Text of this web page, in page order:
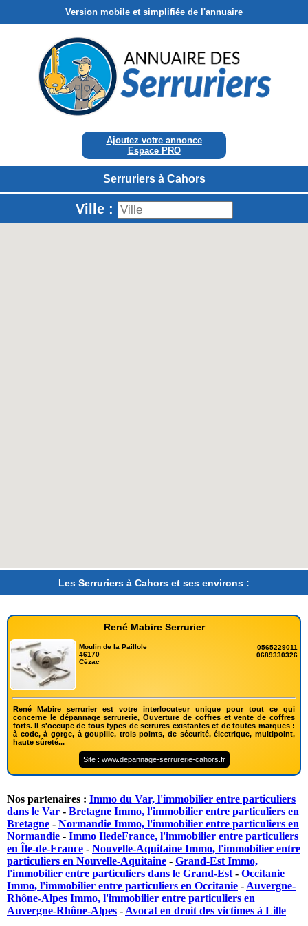
Version mobile et simplifiée de l'annuaire
Ajoutez votre annonce
Espace PRO
Serruriers à Cahors
Ville :
Les Serruriers à Cahors et ses environs :
René Mabire Serrurier
Moulin de la Paillole
46170
Cézac
0565229011
0689330326
René Mabire serrurier est votre interlocuteur unique pour tout ce qui
concerne le dépannage serrurerie, Ouverture de coffres et vente de coffres
forts. Il s'occupe de tous types de serrures existantes et de toutes marques :
à code, à gorge, à goupille, trois points, de sécurité, électrique, multipoint,
haute sûreté...
Site : www.depannage-serrurerie-cahors.fr
Nos partenaires : Immo du Var, l'immobilier entre particuliers
dans le Var - Bretagne Immo, l'immobilier entre particuliers en
Bretagne - Normandie Immo, l'immobilier entre particuliers en
Normandie - Immo IledeFrance, l'immobilier entre particuliers
en Île-de-France - Nouvelle-Aquitaine Immo, l'immobilier entre
particuliers en Nouvelle-Aquitaine - Grand-Est Immo,
l'immobilier entre particuliers dans le Grand-Est - Occitanie
Immo, l'immobilier entre particuliers en Occitanie - Auvergne-
Rhône-Alpes Immo, l'immobilier entre particuliers en
Auvergne-Rhône-Alpes - Avocat en droit des victimes à Lille